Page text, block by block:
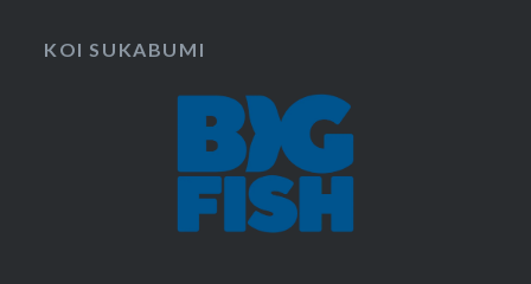
KOI SUKABUMI